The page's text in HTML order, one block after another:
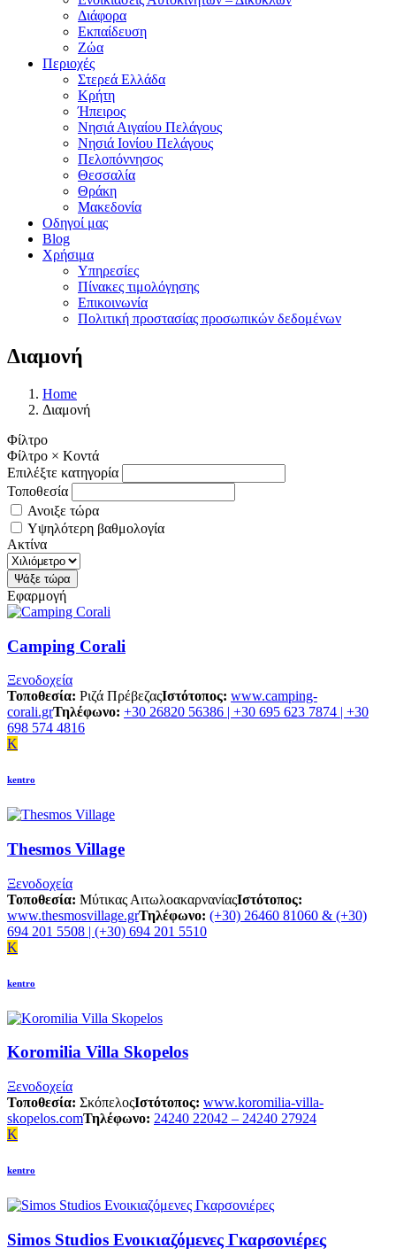
Διάφορα
Εκπαίδευση
Ζώα
Περιοχές
Στερεά Ελλάδα
Κρήτη
Ήπειρος
Νησιά Αιγαίου Πελάγους
Νησιά Ιονίου Πελάγους
Πελοπόννησος
Θεσσαλία
Θράκη
Μακεδονία
Οδηγοί μας
Blog
Χρήσιμα
Υπηρεσίες
Πίνακες τιμολόγησης
Επικοινωνία
Πολιτική προστασίας προσωπικών δεδομένων
Διαμονή
Home
Διαμονή
Φίλτρο
Φίλτρο × Κοντά
Επιλέξτε κατηγορία
Τοποθεσία
Ανοιξε τώρα
Υψηλότερη βαθμολογία
Ακτίνα
Εφαρμογή
Camping Corali
Ξενοδοχεία
Τοποθεσία: Ριζά ΠρέβεζαςΙστότοπος: www.camping-
corali.grΤηλέφωνο: +30 26820 56386 | +30 695 623 7874 | +30
698 574 4816
K
kentro
Thesmos Village
Ξενοδοχεία
Τοποθεσία: Μύτικας ΑιτωλοακαρνανίαςΙστότοπος:
www.thesmosvillage.grΤηλέφωνο: (+30) 26460 81060 & (+30)
694 201 5508 | (+30) 694 201 5510
K
kentro
Koromilia Villa Skopelos
Ξενοδοχεία
Τοποθεσία: ΣκόπελοςΙστότοπος: www.koromilia-villa-
skopelos.comΤηλέφωνο: 24240 22042 – 24240 27924
K
kentro
Simos Studios Ενοικιαζόμενες Γκαρσονιέρες